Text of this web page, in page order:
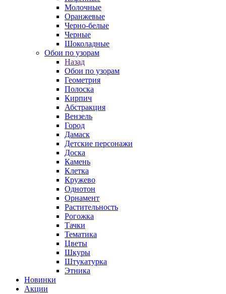
Молочные
Оранжевые
Черно-белые
Черные
Шоколадные
Обои по узорам
Назад
Обои по узорам
Геометрия
Полоска
Кирпич
Абстракция
Вензель
Город
Дамаск
Детские персонажи
Доска
Камень
Клетка
Кружево
Однотон
Орнамент
Растительность
Рогожка
Тачки
Тематика
Цветы
Шкуры
Штукатурка
Этника
Новинки
Акции